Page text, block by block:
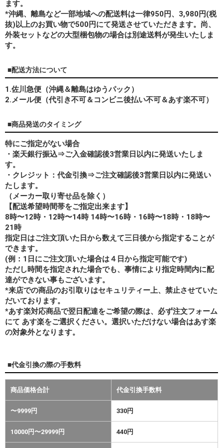
ます。
*沖縄、離島など一部地域への配送料は一律950円、3,980円(税
抜)以上のお買い物で500円にて発送させていただきます。尚、
外装セットなどの大型梱包物の場合は別途送料が発生いたしま
す。
■配送方法について
1.佐川急便（沖縄＆離島はゆうパック）
2.メール便（代引き不可＆コンビニ後払い不可＆あす楽不可）
■商品発送のタイミング
特にご指定がない場合
・楽天銀行振込⇒ご入金確認後3営業日以内に発送いたしま
す。
・クレジット：代金引換⇒ご注文確認後3営業日以内に発送い
たします。
（メーカー取り寄せ品を除く）
【配送希望時間帯をご指定出来ます】
8時〜12時・12時〜14時 14時〜16時・16時〜18時・18時〜
21時
指定日はご注文頂いた日から数えて三日後から指定することが
できます。
(例：1日にご注文頂いた場合は４日から指定可能です)
ただし時間を指定された場合でも、事情により指定時間内に配
達ができない事もございます。
*来店での商品のお引取りはセキュリティー上、禁止させていた
だいております。
*あす楽対応商品で翌日配達をご希望の際は、必ず注文フォーム
にて あす楽をご選択ください。選択いただけない場合はあす楽
の対象外となります。
■代金引換の際の手数料
商品価格合計 代金引換手数料
〜9999円 330円
10000円〜29999円 440円